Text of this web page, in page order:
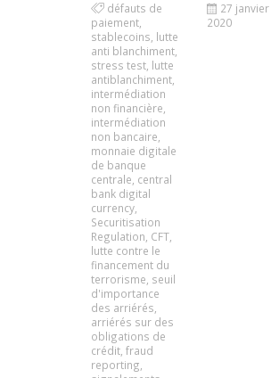
défauts de
paiement
stablecoins lutte
anti blanchiment
stress test lutte
antiblanchiment
intermédiation
non financière
intermédiation
non bancaire
monnaie digitale
de banque
centrale central
bank digital
currency
Securitisation
Regulation CFT
lutte contre le
financement du
terrorisme seuil
d'importance
des arriérés
arriérés sur des
obligations de
crédit fraud
reporting
27 janvier
2020